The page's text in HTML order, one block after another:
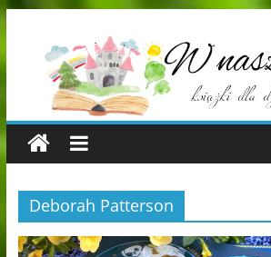
Deborah Patterson